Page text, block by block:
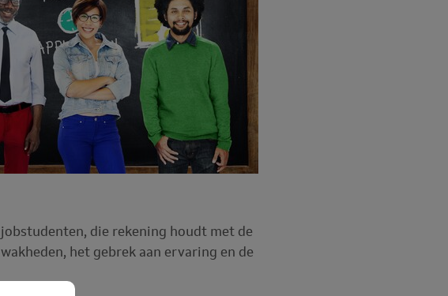
die rekening houdt met de
het gebrek aan ervaring en de